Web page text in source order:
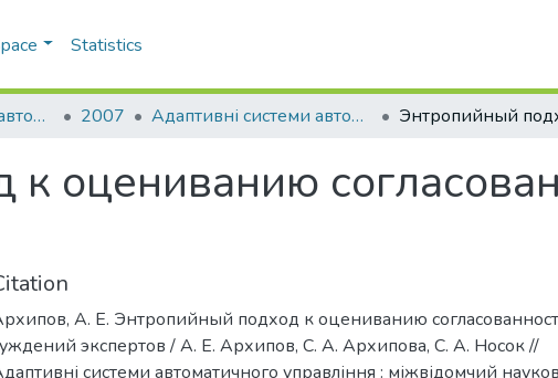
Statistics
Адаптивні системи автоматичного управління 2007 Адаптивні системи автоматичного управління: міжвідомчий науково-технічний збірник, № 10(30)
оцениванию
А. Е. Энтропийный подход к оцениванию
экспертов / А. Е. Архипов, С. А. Архипова, С. А. Носок //
системи автоматичного управління : міжвідомчий